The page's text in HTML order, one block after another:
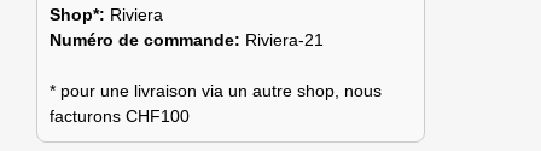
Shop*: Riviera
Numéro de commande: Riviera-21
* pour une livraison via un autre shop, nous
facturons CHF100